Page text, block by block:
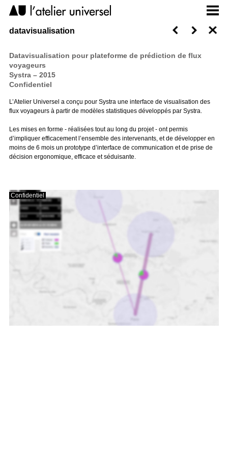
Datavisualisation pour plateforme de prédiction de flux
voyageurs
Systra – 2015
Confidentiel
L’Atelier Universel a conçu pour Systra une interface de visualisation des
flux voyageurs à partir de modèles statistiques développés par Systra.
Les mises en forme - réalisées tout au long du projet - ont permis
d’impliquer efficacement l’ensemble des intervenants, et de développer en
moins de 6 mois un prototype d’interface de communication et de prise de
décision ergonomique, efficace et séduisante.
Confidentiel
datavisualisation